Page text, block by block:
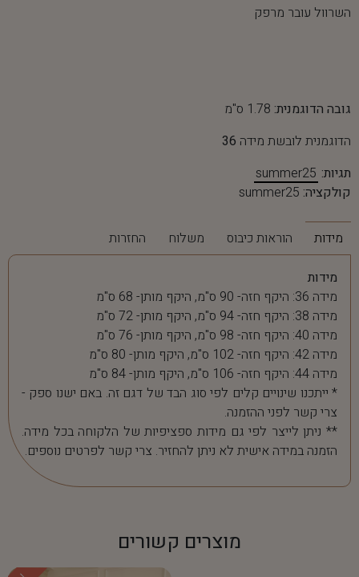
השרוול עובר מרפק
גובה הדוגמנית: 1.78 ס"מ
הדוגמנית לובשת מידה 36
תגיות: summer25
קולקציה: summer25
מידות הוראות כיבוס משלוח החזרות
מידות
מידה 36: היקף חזה- 90 ס"מ, היקף מותן- 68 ס"מ
מידה 38: היקף חזה- 94 ס"מ, היקף מותן- 72 ס"מ
מידה 40: היקף חזה- 98 ס"מ, היקף מותן- 76 ס"מ
מידה 42: היקף חזה- 102 ס"מ, היקף מותן- 80 ס"מ
מידה 44: היקף חזה- 106 ס"מ, היקף מותן- 84 ס"מ
* ייתכנו שינויים קלים לפי סוג הבד של דגם זה. באם ישנו ספק -
צרי קשר לפני ההזמנה.
** ניתן לייצר לפי גם מידות ספציפיות של הלקוחה בכל מידה.
הזמנה במידה אישית לא ניתן להחזיר. צרי קשר לפרטים נוספים.
מוצרים קשורים